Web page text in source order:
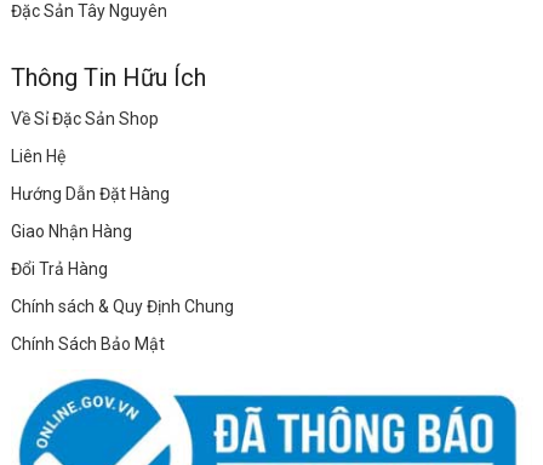
Đặc Sản Tây Nguyên
Thông Tin Hữu Ích
Về Sỉ Đặc Sản Shop
Liên Hệ
Hướng Dẫn Đặt Hàng
Giao Nhận Hàng
Đổi Trả Hàng
Chính sách & Quy Định Chung
Chính Sách Bảo Mật